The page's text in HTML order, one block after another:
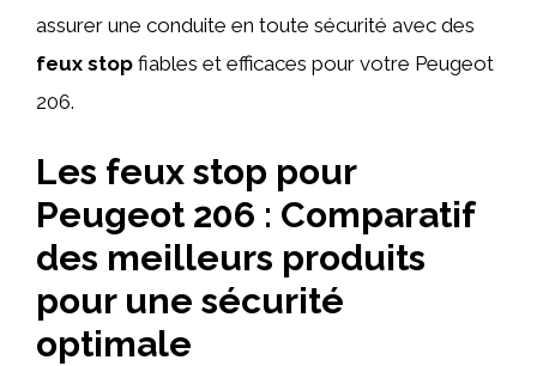
assurer une conduite en toute sécurité avec des
feux stop fiables et efficaces pour votre Peugeot
206.
Les feux stop pour
Peugeot 206 : Comparatif
des meilleurs produits
pour une sécurité
optimale